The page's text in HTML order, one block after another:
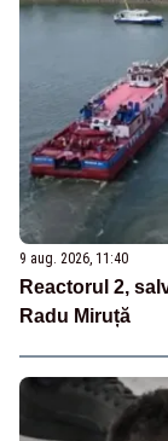
9 aug. 2026, 11:40
Reactorul 2,
Radu Miruță